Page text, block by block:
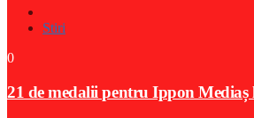
Stiri
0
21 de medalii pentru Ippon